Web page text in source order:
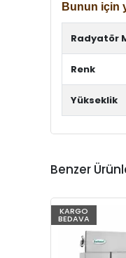
Bunun için
Radyatör
Renk
Yükseklik
Benzer
KARGO
BEDAVA